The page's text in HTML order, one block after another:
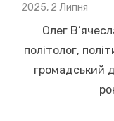
Posted
2025, 2 Липня
Олег
політолог,
громадський